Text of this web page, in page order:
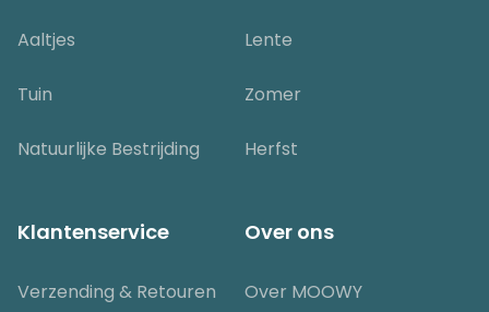
Aaltjes
Tuin
Natuurlijke Bestrijding
Lente
Zomer
Herfst
Klantenservice
Verzending & Retouren
Over ons
Over MOOWY